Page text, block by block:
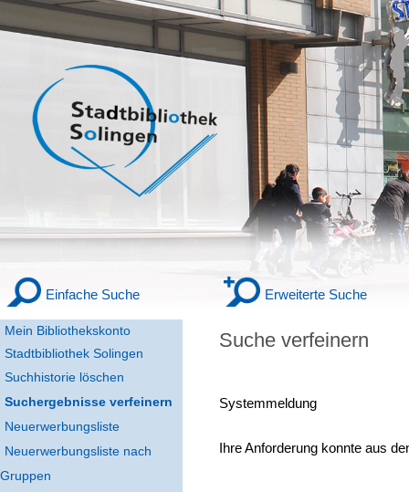
Mein Bibliothekskonto
Stadtbibliothek Solingen
Einfache Suche Erweiterte Suche
Suchhistorie löschen
Suchergebnisse verfeinern
Neuerwerbungsliste
Neuerwerbungsliste nach
Gruppen
Suche verfeinern
Systemmeldung
Ihre Anforderung konnte aus